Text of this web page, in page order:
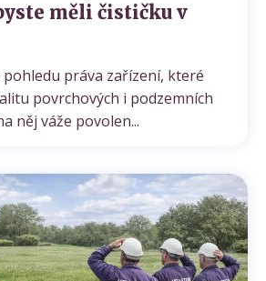
měli čističku v
pohledu práva zařízení, které
povrchových i podzemních
něj váže povolen...